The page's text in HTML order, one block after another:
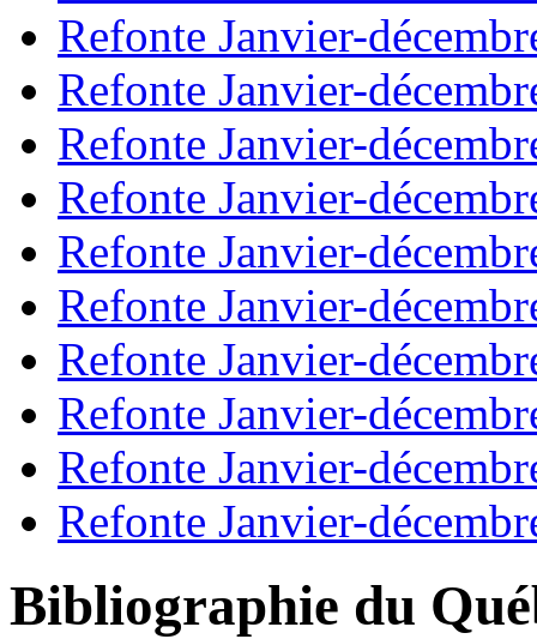
Refonte Janvier-
Refonte Janvier-
Refonte Janvier-
Refonte Janvier-
Refonte Janvier-
Refonte Janvier-
Refonte Janvier-
Refonte Janvier-
Refonte Janvier-
Refonte Janvier-
Bibliographie du